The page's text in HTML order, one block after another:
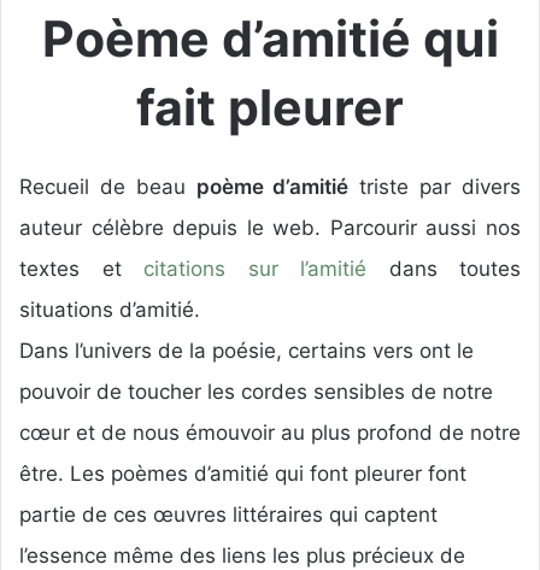
Poème d’amitié qui
fait pleurer
Recueil de beau poème d’amitié triste par divers
auteur célèbre depuis le web. Parcourir aussi nos
textes et citations sur l’amitié dans toutes
situations d’amitié.
Dans l’univers de la poésie, certains vers ont le
pouvoir de toucher les cordes sensibles de notre
cœur et de nous émouvoir au plus profond de notre
être. Les poèmes d’amitié qui font pleurer font
partie de ces œuvres littéraires qui captent
l’essence même des liens les plus précieux de